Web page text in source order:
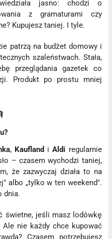
jasno: chodzi o
z gramaturami czy
Kupujesz taniej. I tyle.
patrzą na budżet domowy i
szaleństwach. Stała,
przeglądania gazetek co
Produkt po prostu mniej
, Kaufland iAldi regularnie
– czasem wychodzi taniej,
że zazwyczaj działa to na
albo „tylko w ten weekend".
dnia.
świetne, jeśli masz lodówkę
nie każdy chce kupować
Czasem potrzebujesz